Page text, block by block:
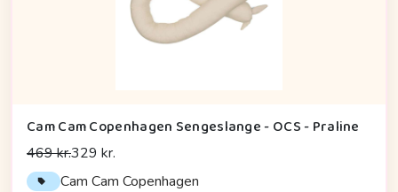
Cam Cam Copenhagen Sengeslange - OCS - Praline
469 kr.329 kr.
Cam Cam Copenhagen